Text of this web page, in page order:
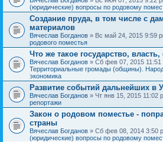
(юридические) вопросы по родовому
Создание пруда, в том числе с
материалов
Вячеслав Богданов » Вс май 24, 2015 9:59
родового поместья
Что же такое государство,
Вячеслав Богданов » Сб фев 07, 2015
Территориальные громады (общины).
экономика
Развитие событий дальнейших в
Вячеслав Богданов » Чт янв 15, 2015 11:02
репортажи
Закон о родовом поместье -
страны
Вячеслав Богданов » Сб фев 08, 2014 3:50
(юридические) вопросы по родовому